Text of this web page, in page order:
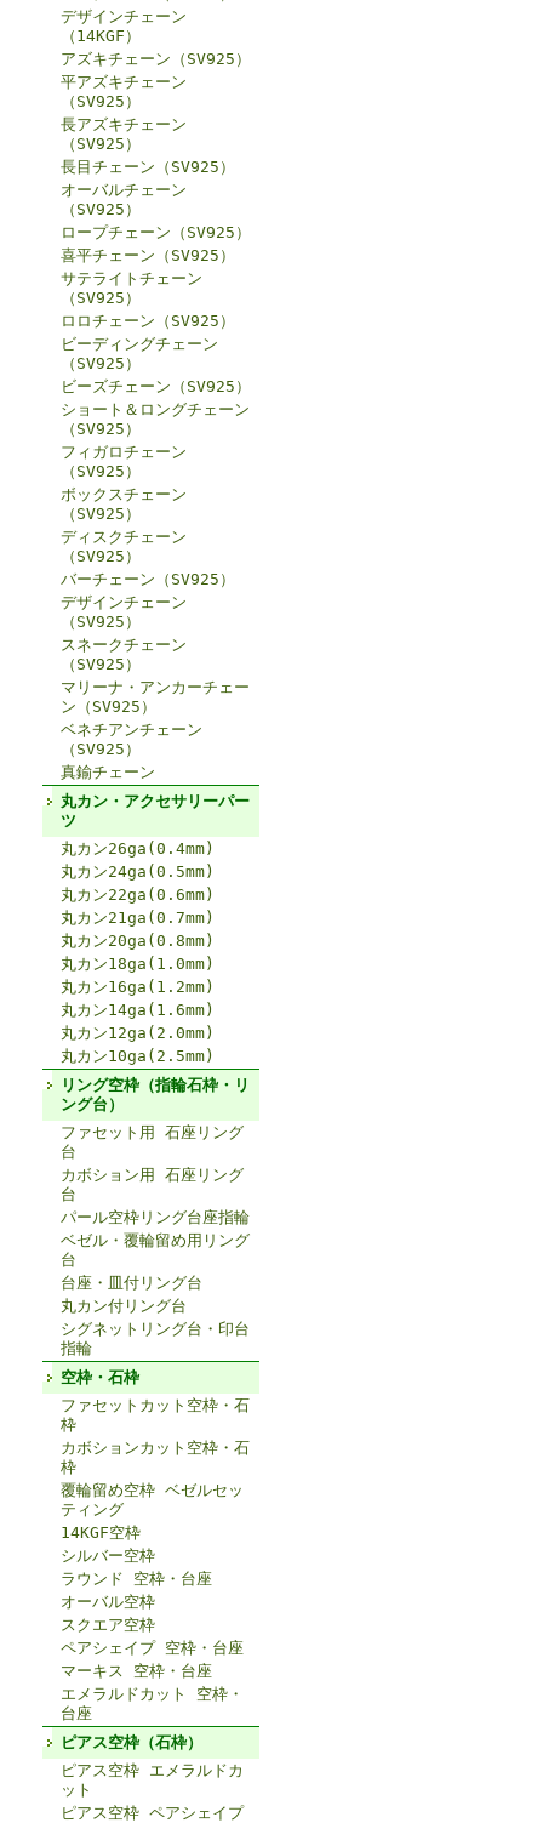
デザインチェーン
（14KGF）
アズキチェーン（SV925）
平アズキチェーン
（SV925）
長アズキチェーン
（SV925）
長目チェーン（SV925）
オーバルチェーン
（SV925）
ロープチェーン（SV925）
喜平チェーン（SV925）
サテライトチェーン
（SV925）
ロロチェーン（SV925）
ビーディングチェーン
（SV925）
ビーズチェーン（SV925）
ショート＆ロングチェーン
（SV925）
フィガロチェーン
（SV925）
ボックスチェーン
（SV925）
ディスクチェーン
（SV925）
バーチェーン（SV925）
デザインチェーン
（SV925）
スネークチェーン
（SV925）
マリーナ・アンカーチェー
ン（SV925）
ベネチアンチェーン
（SV925）
真鍮チェーン
丸カン・アクセサリーパー
ツ
丸カン26ga(0.4mm)
丸カン24ga(0.5mm)
丸カン22ga(0.6mm)
丸カン21ga(0.7mm)
丸カン20ga(0.8mm)
丸カン18ga(1.0mm)
丸カン16ga(1.2mm)
丸カン14ga(1.6mm)
丸カン12ga(2.0mm)
丸カン10ga(2.5mm)
リング空枠（指輪石枠・リ
ング台）
ファセット用 石座リング
台
カボション用 石座リング
台
パール空枠リング台座指輪
ベゼル・覆輪留め用リング
台
台座・皿付リング台
丸カン付リング台
シグネットリング台・印台
指輪
空枠・石枠
ファセットカット空枠・石
枠
カボションカット空枠・石
枠
覆輪留め空枠 ベゼルセッ
ティング
14KGF空枠
シルバー空枠
ラウンド 空枠・台座
オーバル空枠
スクエア空枠
ペアシェイプ 空枠・台座
マーキス 空枠・台座
エメラルドカット 空枠・
台座
ピアス空枠（石枠）
ピアス空枠 エメラルドカ
ット
ピアス空枠 ペアシェイプ